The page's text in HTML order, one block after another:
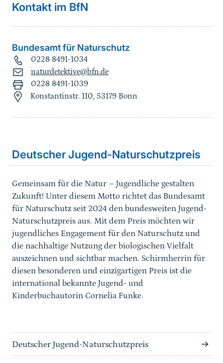
Kontakt im BfN
Bundesamt für Naturschutz
0228 8491-1034
naturdetektive@bfn.de
0228 8491-1039
Konstantinstr. 110, 53179 Bonn
Deutscher Jugend-Naturschutzpreis
Gemeinsam für die Natur – Jugendliche gestalten
Zukunft! Unter diesem Motto richtet das Bundesamt
für Naturschutz seit 2024 den bundesweiten Jugend-
Naturschutzpreis aus. Mit dem Preis möchten wir
jugendliches Engagement für den Naturschutz und
die nachhaltige Nutzung der biologischen Vielfalt
auszeichnen und sichtbar machen. Schirmherrin für
diesen besonderen und einzigartigen Preis ist die
international bekannte Jugend- und
Kinderbuchautorin Cornelia Funke.
Deutscher Jugend-Naturschutzpreis